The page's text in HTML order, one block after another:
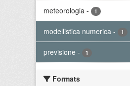
meteorologia - 1
modellistica numerica - 1
previsione - 1
Formats